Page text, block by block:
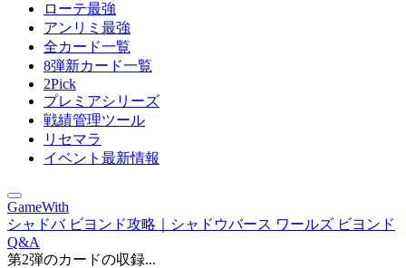
ローテ最強
アンリミ最強
全カード一覧
8弾新カード一覧
2Pick
プレミアシリーズ
戦績管理ツール
リセマラ
イベント最新情報
GameWith
シャドバ ビヨンド攻略｜シャドウバース ワールズ ビヨンド
Q&A
第2弾のカードの収録...